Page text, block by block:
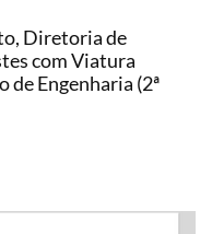
Diretoria de
com Viatura
Engenharia (2ª